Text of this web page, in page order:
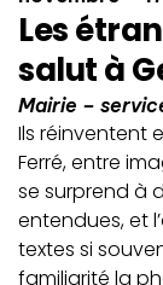
Les
salut à
Mairie –
Ils réinventent
Ferré, entre
se surprend à
entendues, et
textes si
familiarité la